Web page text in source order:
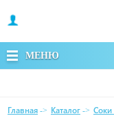
МЕНЮ
Главная -> Каталог -> Соки